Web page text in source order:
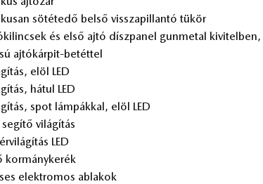
sö­té­te­dő bel­ső vissza­pil­lan­tó tü­kör
és első ajtó dísz­pa­nel gun­me­tal
aj­tó­kár­pit-be­tét­tel
elöl LED
há­tul LED
spot lám­pák­kal, elöl LED
se­gí­tő vi­lá­gí­tás
LED
kor­mány­ke­rék
elekt­ro­mos ab­la­kok